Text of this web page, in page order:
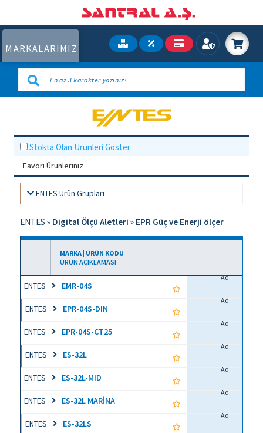
MARKALARIMIZ
Stokta Olan Ürünleri Göster
Favori Ürünleriniz
ENTES Ürün Grupları
ENTES » Digital Ölçü Aletleri » EPR Güç ve Enerji ölçer
MARKA | ÜRÜN KODU
ÜRÜN AÇIKLAMASI
ENTES EMR-04S
Ad.
ENTES EPR-04S-DIN
Ad.
ENTES EPR-04S-CT25
Ad.
ENTES ES-32L
Ad.
ENTES ES-32L-MID
Ad.
ENTES ES-32L MARİNA
Ad.
ENTES ES-32LS
Ad.